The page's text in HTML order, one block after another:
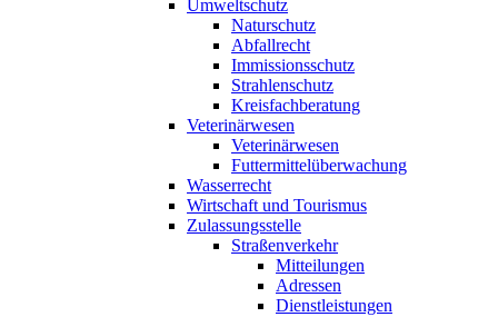
Umweltschutz
Naturschutz
Abfallrecht
Immissionsschutz
Strahlenschutz
Kreisfachberatung
Veterinärwesen
Veterinärwesen
Futtermittelüberwachung
Wasserrecht
Wirtschaft und Tourismus
Zulassungsstelle
Straßenverkehr
Mitteilungen
Adressen
Dienstleistungen